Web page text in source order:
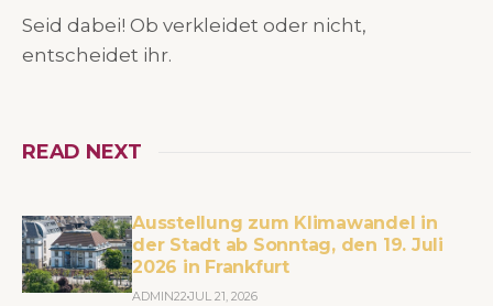
Seid dabei! Ob verkleidet oder nicht,
entscheidet ihr.
READ NEXT
Ausstellung zum Klimawandel in
der Stadt ab Sonntag, den 19. Juli
2026 in Frankfurt
ADMIN22 JUL 21, 2026